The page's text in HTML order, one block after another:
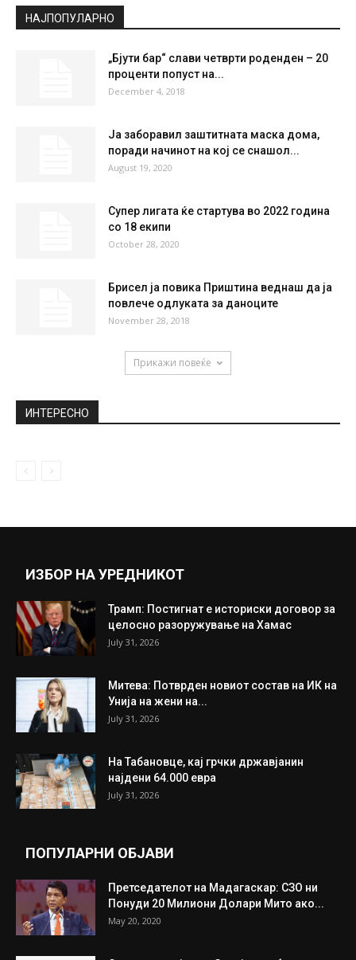
НАЈПОПУЛАРНО
„Бјути бар“ слави четврти роденден – 20
проценти попуст на...
December 4, 2018
Ја заборавил заштитната маска дома,
поради начинот на кој се снашол...
August 19, 2020
Супер лигата ќе стартува во 2022 година
со 18 екипи
October 28, 2020
Брисел ја повика Приштина веднаш да ја
повлече одлуката за даноците
November 28, 2018
Прикажи повеќе
ИНТЕРЕСНО
ИЗБОР НА УРЕДНИКОТ
Трамп: Постигнат е историски договор за
целосно разоружување на Хамас
July 31, 2026
Митева: Потврден новиот состав на ИК на
Унија на жени на...
July 31, 2026
На Табановце, кај грчки државјанин
најдени 64.000 евра
July 31, 2026
ПОПУЛАРНИ ОБЈАВИ
Претседателот на Мадагаскар: СЗО ни
Понуди 20 Милиони Долари Мито ако...
May 20, 2020